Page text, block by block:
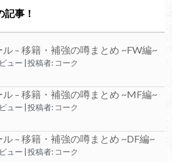
事！
ル – 移籍・補強の噂まとめ ~FW編~
ュー 投稿者: コーク
ル – 移籍・補強の噂まとめ ~MF編~
ュー 投稿者: コーク
ル – 移籍・補強の噂まとめ ~DF編~
ュー 投稿者: コーク